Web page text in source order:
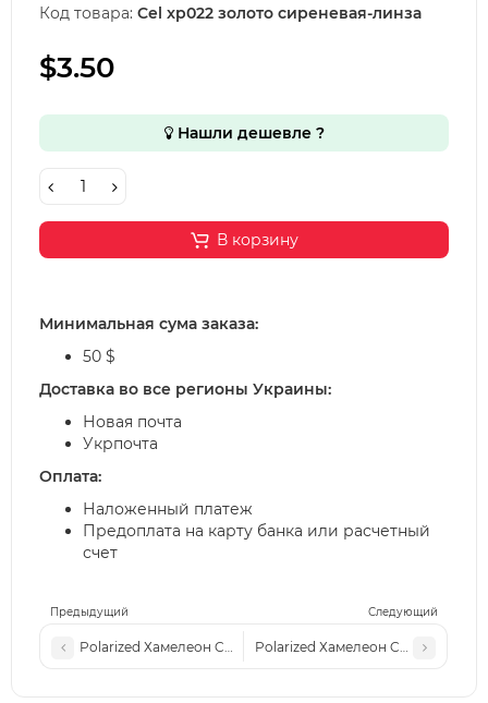
Предыдущий Следующий
Polarized Хамелеон Cel xp022 золото желтая-линза
Polarized Хамелеон Cel xp022
Код товара: Cel xp022 золото сиреневая-линза
$3.50
Нашли дешевле ?
В корзину
Минимальная сума заказа:
50 $
Доставка во все регионы Украины:
Новая почта
Укрпочта
Оплата:
Наложенный платеж
Предоплата на карту банка или расчетный
счет